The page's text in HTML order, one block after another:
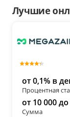
Лучшие
от 0,1% в
Процентная
от 10 000
Сумма